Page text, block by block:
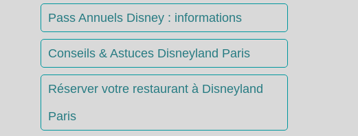
Pass Annuels Disney : informations
Conseils & Astuces Disneyland Paris
Réserver votre restaurant à Disneyland
Paris